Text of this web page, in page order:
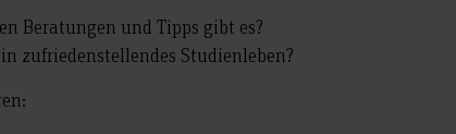
Beratungen und Tipps gibt es?
zufriedenstellendes Studienleben?